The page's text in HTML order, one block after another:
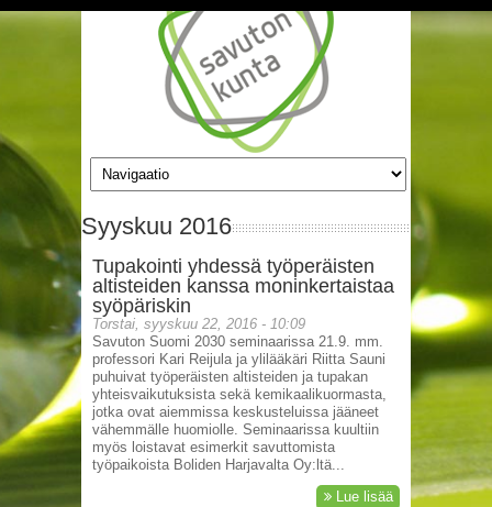
Hyppää pääsisältöön
Syyskuu 2016
Tupakointi yhdessä työperäisten
altisteiden kanssa moninkertaistaa
syöpäriskin
Torstai, syyskuu 22, 2016 - 10:09
Savuton Suomi 2030 seminaarissa 21.9. mm.
professori Kari Reijula ja ylilääkäri Riitta Sauni
puhuivat työperäisten altisteiden ja tupakan
yhteisvaikutuksista sekä kemikaalikuormasta,
jotka ovat aiemmissa keskusteluissa jääneet
vähemmälle huomiolle. Seminaarissa kuultiin
myös loistavat esimerkit savuttomista
työpaikoista Boliden Harjavalta Oy:ltä...
Lue lisää